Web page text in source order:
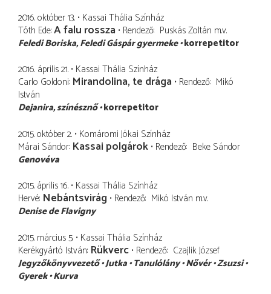
2016. október 13. Kassai Thália Színház
Tóth Ede A falu rossza Rendező Puskás Zoltán m.v.
Feledi Boriska Feledi Gáspár gyermeke korrepetitor
2016. április 21. Kassai Thália Színház
Carlo Goldoni Mirandolina, te drága Rendező Mikó
István
Dejanira színésznő korrepetitor
2015. október 2. Komáromi Jókai Színház
Márai Sándor Kassai polgárok Rendező Beke Sándor
Genovéva
2015. április 16. Kassai Thália Színház
Hervé Nebántsvirág Rendező Mikó István m.v.
Denise de Flavigny
2015. március 5. Kassai Thália Színház
Kerékgyártó István Rükverc Rendező Czajlik József
Jegyzőkönyvvezető Jutka Tanulólány Nővér Zsuzsi
Gyerek Kurva